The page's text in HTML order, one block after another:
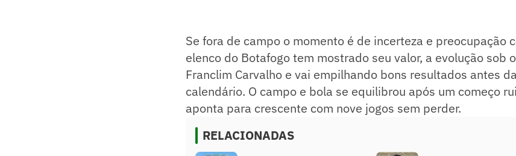
Se fora de campo o momento é de incerteza e preocupação
elenco do Botafogo tem mostrado seu valor, a evolução sob
Franclim Carvalho e vai empilhando bons resultados antes
calendário. O campo e bola se equilibrou após um começo
aponta para crescente com nove jogos sem perder.
RELACIONADAS